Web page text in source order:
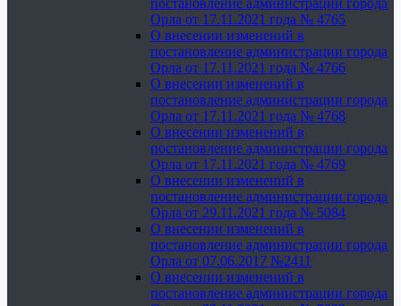
постановление администрации города
Орла от 17.11.2021 года № 4765
О внесении изменений в
постановление администрации города
Орла от 17.11.2021 года № 4766
О внесении изменений в
постановление администрации города
Орла от 17.11.2021 года № 4768
О внесении изменений в
постановление администрации города
Орла от 17.11.2021 года № 4769
О внесении изменений в
постановление администрации города
Орла от 29.11.2021 года № 5084
О внесении изменений в
постановление администрации города
Орла от 07.06.2017 №2411
О внесении изменений в
постановление администрации города